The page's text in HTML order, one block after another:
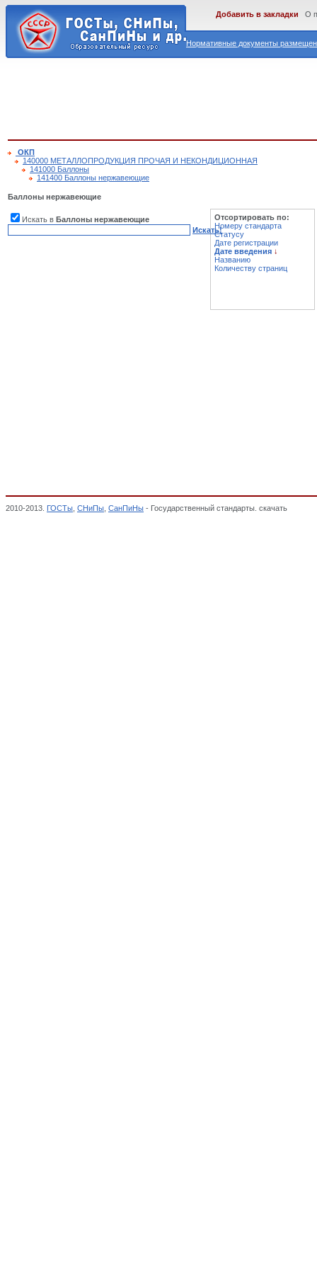
Нормативные документы
Добавить в закладки О
ОКП
140000 МЕТАЛЛОПРОДУКЦИЯ ПРОЧАЯ И НЕКОНДИЦИОННАЯ
141000 Баллоны
141400 Баллоны нержавеющие
Баллоны нержавеющие
Искать в Баллоны нержавеющие
Искать!
Отсортировать по:
Номеру стандарта
Статусу
Дате регистрации
Дате введения ↓
Названию
Количеству страниц
2010-2013. ГОСТы СНиПы СанПиНы - Государственный стандарты. скачать